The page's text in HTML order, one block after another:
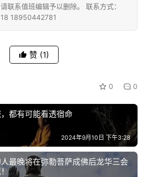
联系值班编辑予以删除。 联系方式：
18950442781
赞 (1)
0 0
都有可能看透宿命
2024年9月10日 下午3:28
最晚将在弥勒菩萨成佛后龙华三会